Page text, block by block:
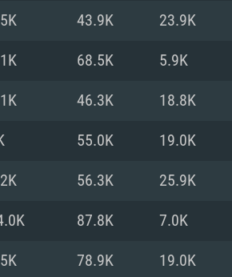
ou mais
Placa com DirectX 11
1060 ou superior,
Core i7 (Intel Xeon não
Radeon Vega II ou
de banda larga.
mais de 6 meses) /
RX 570) com os
43.9K 23.9K
68.5K 5.9K
46.3K 18.8K
55.0K 19.0K
56.3K 25.9K
87.8K 7.0K
78.9K 19.0K